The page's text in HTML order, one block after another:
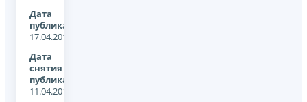
Дата
публикации:
17.04.2013
Дата
снятия с
публикации:
11.04.2016